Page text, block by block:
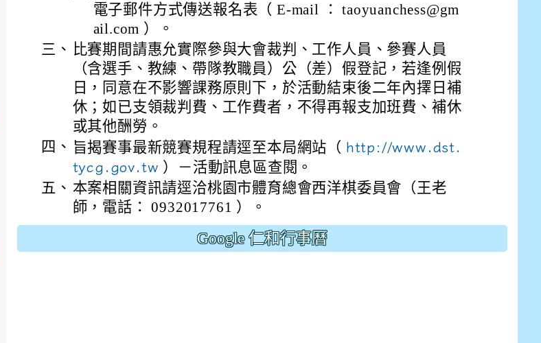
電子郵件方式傳送報名表（ E-mail ： taoyuanchess@gm
ail.com ）。
三、 比賽期間請惠允實際參與大會裁判、工作人員、參賽人員
（含選手、教練、帶隊教職員）公（差）假登記，若逢例假
日，同意在不影響課務原則下，於活動結束後二年內擇日補
休；如已支領裁判費、工作費者，不得再報支加班費、補休
或其他酬勞。
四、 旨揭賽事最新競賽規程請逕至本局網站（ http://www.dst.
tycg.gov.tw ）－活動訊息區查閱。
五、 本案相關資訊請逕洽桃園市體育總會西洋棋委員會（王老
師，電話： 0932017761 ）。
Google 仁和行事曆
g7OisECve/
g7OisECve/
https://docs.go114適性入學講綱 ogle.com/presentation/d/